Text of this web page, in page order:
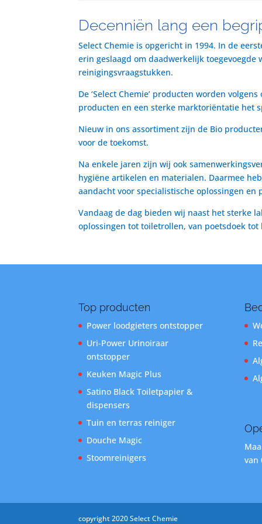
Decenniën lang een
Select Chemie is opgericht in 1994. In de
erin geslaagd om daadwerkelijk
reinigingsvraagstukken.
De ‘Select Chemie’ producten worden
producten en een sterke marktoriëntatie het
Nieuw in ons assortiment zijn de Bio
voor de toekomst.
Na enkele jaren zijn wij ook
hygiëne artikelen en materialen. Daarmee
aandacht voor specialistische oplossingen en
Vandaag de dag bieden wij naast het sterke
oplossingen tot toiletrollen, van poetsdoek
Top producten
Power loodgieters ontstopper
Uri-Power Urinoiraar
ontstopper
Keuken Magic Plus
Satino Black Toiletpapier &
dispensers
Tuin en terras reiniger
Douche Magic
Stoomreinigers
van
copyright 2020 Select Chemie